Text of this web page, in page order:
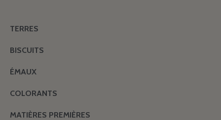
TERRES
BISCUITS
ÉMAUX
COLORANTS
MATIÈRES PREMIÈRES